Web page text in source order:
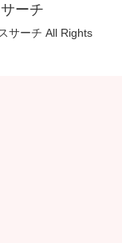
ーチ
サーチ All Rights